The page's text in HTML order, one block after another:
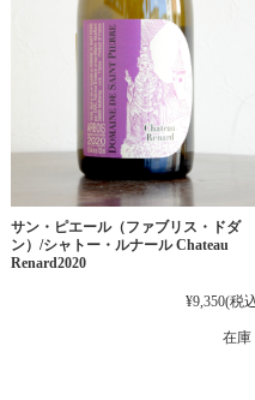
サン・ピエール（ファブリス・ドダ
ン）/シャトー・ルナール Chateau
Renard2020
¥9,350(税
在庫